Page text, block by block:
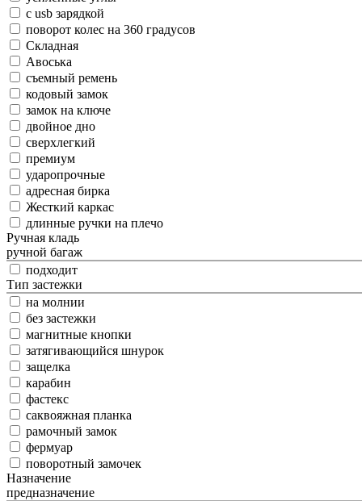
с usb зарядкой
поворот колес на 360 градусов
Складная
Авоська
съемный ремень
кодовый замок
замок на ключе
двойное дно
сверхлегкий
премиум
ударопрочные
адресная бирка
Жесткий каркас
длинные ручки на плечо
Ручная кладь
ручной багаж
подходит
Тип застежки
на молнии
без застежки
магнитные кнопки
затягивающийся шнурок
защелка
карабин
фастекс
саквояжная планка
рамочный замок
фермуар
поворотный замочек
Назначение
предназначение